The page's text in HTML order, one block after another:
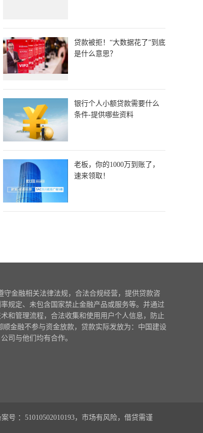
贷款被拒！“大数据花了”到底
是什么意思？
银行个人小额贷款需要什么
条件-提供哪些资料
老板，你的1000万到账了，
速来领取！
守金融相关法律法规，合法合规经营，提供贷款咨
规定、未包含国家禁止金融产品或服务等。并通过
和管理流程，合法收集和使用用户个人信息，防止
顺金融不参与资金放款，贷款实际发放为：中国建设
司与他们均有合作。
号 ：51010502010193，市场有风险，借贷需谨